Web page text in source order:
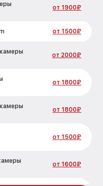
от 1900₽
от 1500₽
от 2000₽
от 1800₽
от 1800₽
от 1500₽
от 1600₽